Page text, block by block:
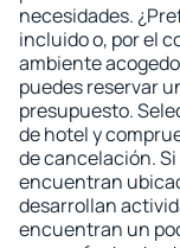
necesidades.
incluido o, por el
ambiente
puedes reservar
presupuesto.
de hotel y
de cancelación.
encuentran
desarrollan
encuentran un